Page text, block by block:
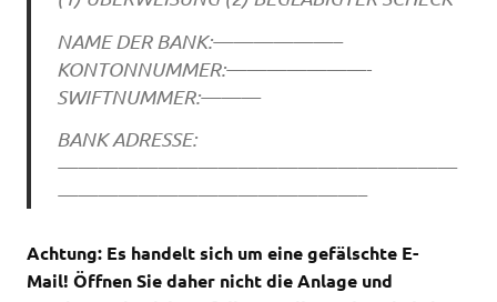
NAME DER BANK:——————–
KONTONNUMMER:———————-
SWIFTNUMMER:———
BANK ADRESSE:
————————————————————
———————————————–
Achtung: Es handelt sich um eine gefälschte E-
Mail! Öffnen Sie daher nicht die Anlage und